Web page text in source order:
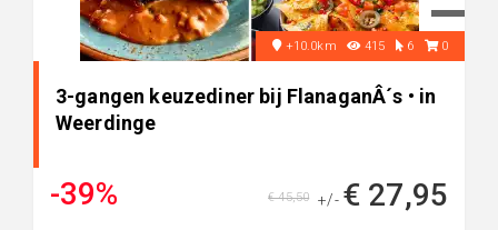
+10.0km 415 6 0
3-gangen keuzediner bij FlanaganÂ´s • in
Weerdinge
-39% +/- € 27,95
€ 45,50